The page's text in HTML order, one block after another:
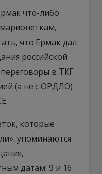
что-либо
что Ермак дал
российской
в ТКГ
(а не с ОРДЛО)
которые
упоминаются
датам: 9 и 16